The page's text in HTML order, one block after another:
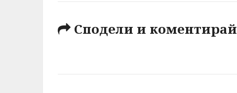
Сподели и коментирай